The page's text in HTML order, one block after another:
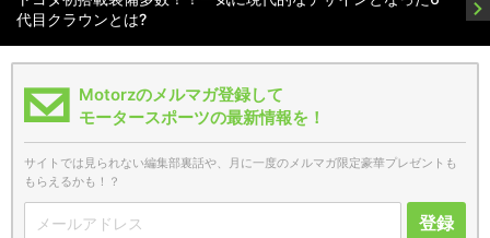
代目クラウンとは?
Motorzのメルマガ登録して
モータースポーツの最新情報を！
サイトでは見られない編集部裏話や、月に一度のメルマガ限定豪華プレゼントも
もらえるかも！？
登録